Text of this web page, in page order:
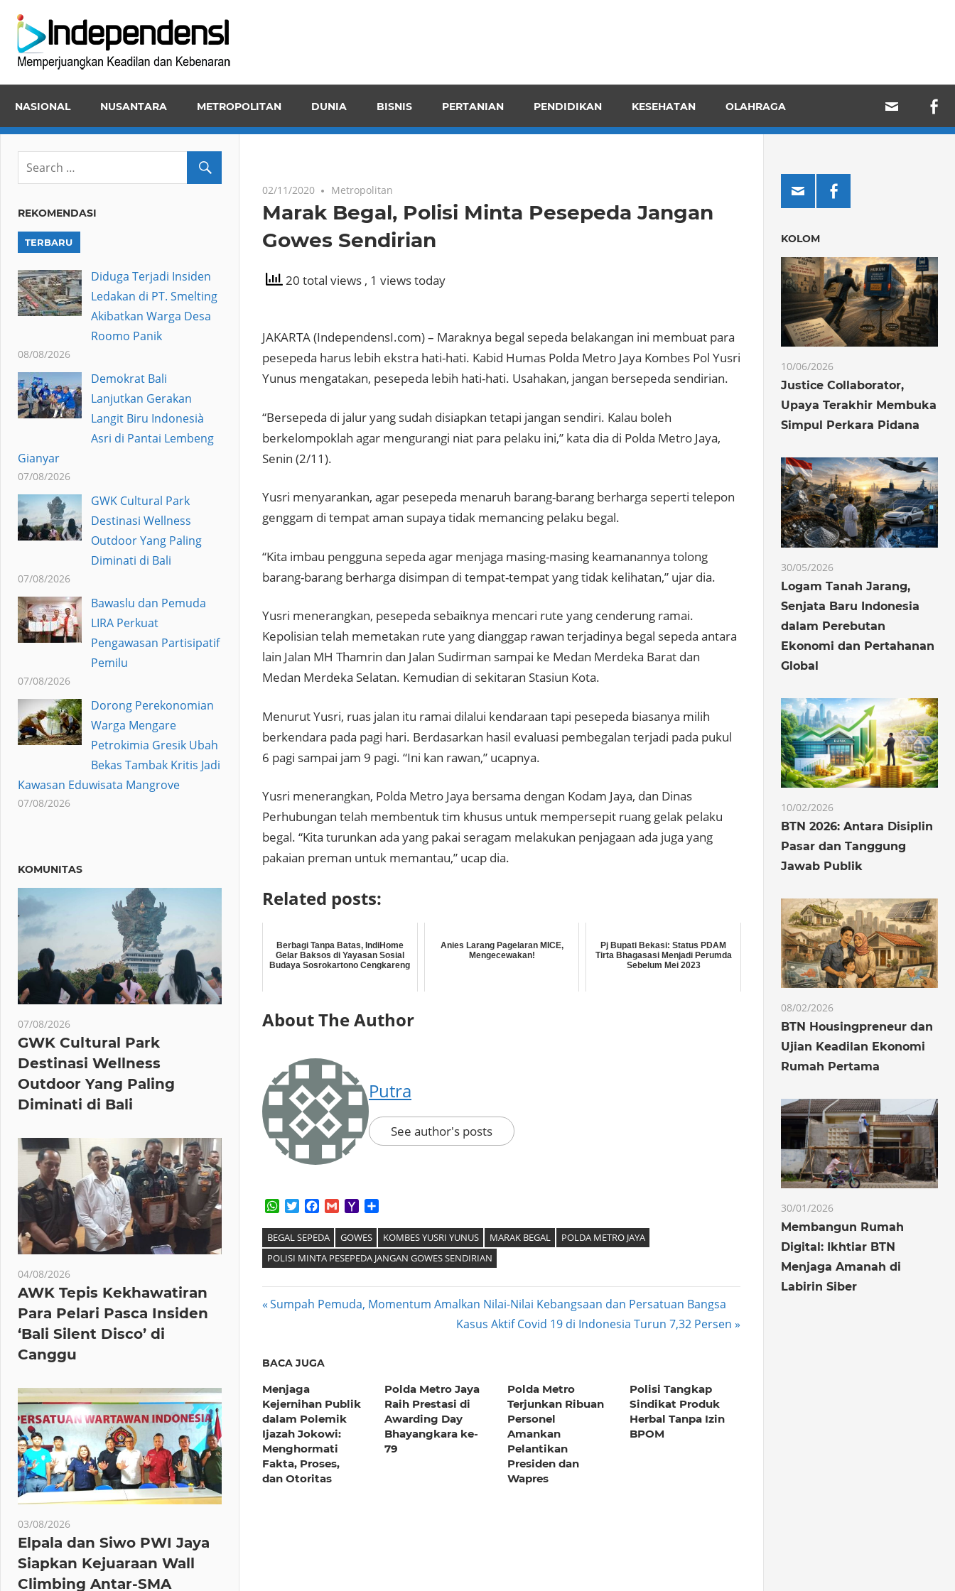
content
dan
NASIONAL NUSANTARA METROPOLITAN DUNIA BISNIS PERTANIAN PENDIDIKAN KESEHATAN OLAHRAGA
02/11/2020 Metropolitan
Marak Begal, Polisi Minta Pesepeda Jangan
Gowes Sendirian
20 total views , 1 views today
JAKARTA (IndependensI.com) – Maraknya begal sepeda belakangan ini membuat para
pesepeda harus lebih ekstra hati-hati. Kabid Humas Polda Metro Jaya Kombes Pol Yusri
Yunus mengatakan, pesepeda lebih hati-hati. Usahakan, jangan bersepeda sendirian.
“Bersepeda di jalur yang sudah disiapkan tetapi jangan sendiri. Kalau boleh
berkelompoklah agar mengurangi niat para pelaku ini,” kata dia di Polda Metro Jaya,
Senin (2/11).
Yusri menyarankan, agar pesepeda menaruh barang-barang berharga seperti telepon
genggam di tempat aman supaya tidak memancing pelaku begal.
“Kita imbau pengguna sepeda agar menjaga masing-masing keamanannya tolong
barang-barang berharga disimpan di tempat-tempat yang tidak kelihatan,” ujar dia.
Yusri menerangkan, pesepeda sebaiknya mencari rute yang cenderung ramai.
Kepolisian telah memetakan rute yang dianggap rawan terjadinya begal sepeda antara
lain Jalan MH Thamrin dan Jalan Sudirman sampai ke Medan Merdeka Barat dan
Medan Merdeka Selatan. Kemudian di sekitaran Stasiun Kota.
Menurut Yusri, ruas jalan itu ramai dilalui kendaraan tapi pesepeda biasanya milih
berkendara pada pagi hari. Berdasarkan hasil evaluasi pembegalan terjadi pada pukul
6 pagi sampai jam 9 pagi. “Ini kan rawan,” ucapnya.
Yusri menerangkan, Polda Metro Jaya bersama dengan Kodam Jaya, dan Dinas
Perhubungan telah membentuk tim khusus untuk mempersepit ruang gelak pelaku
begal. “Kita turunkan ada yang pakai seragam melakukan penjagaan ada juga yang
pakaian preman untuk memantau,” ucap dia.
Related posts:
Berbagi Tanpa Batas, IndiHome
Gelar Baksos di Yayasan Sosial
Budaya Sosrokartono Cengkareng
Anies Larang Pagelaran MICE,
Mengecewakan!
Pj Bupati Bekasi: Status PDAM
Tirta Bhagasasi Menjadi Perumda
Sebelum Mei 2023
About The Author
Putra
See author's posts
WhatsApp
TwitterFacebook
GmailYahoo
BEGAL SEPEDA GOWES KOMBES YUSRI YUNUS MARAK BEGAL
POLDA METRO JAYA
POLISI MINTA PESEPEDA JANGAN GOWES SENDIRIAN
Post
Previous
Sumpah Pemuda, Momentum Amalkan Nilai-Nilai Kebangsaan dan Persatuan Bangsa
Next
Kasus Aktif Covid 19 di Indonesia Turun 7,32 Persen
BACA JUGA
Menjaga
Kejernihan Publik
dalam Polemik
Ijazah Jokowi:
Menghormati
Fakta, Proses,
dan Otoritas
Polda Metro Jaya
Raih Prestasi di
Awarding Day
Bhayangkara ke-
79
Polda Metro
Terjunkan Ribuan
Personel
Amankan
Pelantikan
Presiden dan
Wapres
Polisi Tangkap
Sindikat Produk
Herbal Tanpa Izin
BPOM
REKOMENDASI
TERBARU
Diduga Terjadi Insiden
Ledakan di PT. Smelting
Akibatkan Warga Desa
Roomo Panik
08/08/2026
Demokrat Bali
Lanjutkan Gerakan
Langit Biru Indonesià
Asri di Pantai Lembeng
Gianyar
07/08/2026
GWK Cultural Park
Destinasi Wellness
Outdoor Yang Paling
Diminati di Bali
07/08/2026
Bawaslu dan Pemuda
LIRA Perkuat
Pengawasan Partisipatif
Pemilu
07/08/2026
Dorong Perekonomian
Warga Mengare
Petrokimia Gresik Ubah
Bekas Tambak Kritis Jadi
Kawasan Eduwisata Mangrove
07/08/2026
KOMUNITAS
07/08/2026
GWK Cultural Park
Destinasi Wellness
Outdoor Yang Paling
Diminati di Bali
04/08/2026
AWK Tepis Kekhawatiran
Para Pelari Pasca Insiden
‘Bali Silent Disco’ di
Canggu
03/08/2026
Elpala dan Siwo PWI Jaya
Siapkan Kejuaraan Wall
Climbing Antar-SMA
KOLOM
10/06/2026
Justice Collaborator,
Upaya Terakhir Membuka
Simpul Perkara Pidana
30/05/2026
Logam Tanah Jarang,
Senjata Baru Indonesia
dalam Perebutan
Ekonomi dan Pertahanan
Global
10/02/2026
BTN 2026: Antara Disiplin
Pasar dan Tanggung
Jawab Publik
08/02/2026
BTN Housingpreneur dan
Ujian Keadilan Ekonomi
Rumah Pertama
30/01/2026
Membangun Rumah
Digital: Ikhtiar BTN
Menjaga Amanah di
Labirin Siber